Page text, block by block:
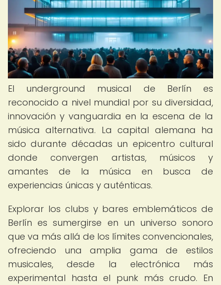
El underground musical de Berlín es
reconocido a nivel mundial por su diversidad,
innovación y vanguardia en la escena de la
música alternativa. La capital alemana ha
sido durante décadas un epicentro cultural
donde convergen artistas, músicos y
amantes de la música en busca de
experiencias únicas y auténticas.
Explorar los clubs y bares emblemáticos de
Berlín es sumergirse en un universo sonoro
que va más allá de los límites convencionales,
ofreciendo una amplia gama de estilos
musicales, desde la electrónica más
experimental hasta el punk más crudo. En